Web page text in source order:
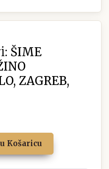
ŠIME
ZAGREB,
Košaricu